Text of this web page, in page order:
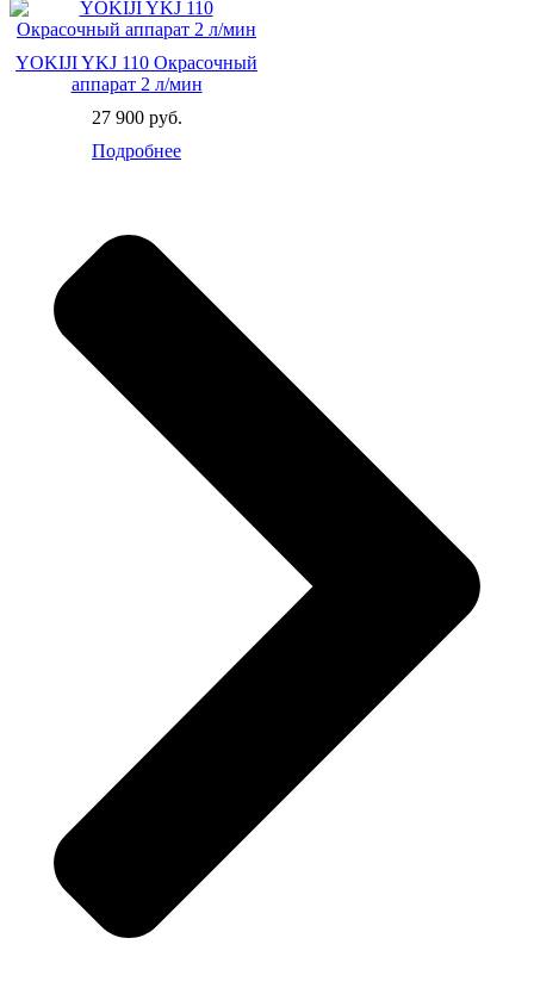
YOKIJI YKJ 110 Окрасочный
аппарат 2 л/мин
27 900 руб.
Подробнее